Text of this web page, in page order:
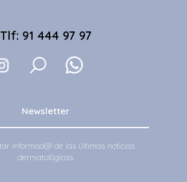
Tlf: 91 444 97 97
Newsletter
informad@ de las últimas noticias
dermatológicas.